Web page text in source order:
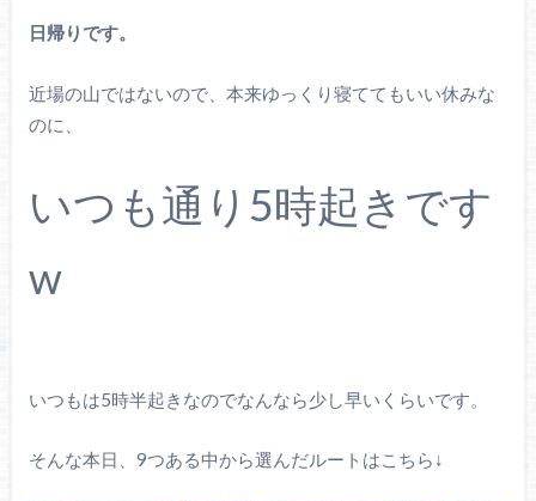
日帰りです。
近場の山ではないので、本来ゆっくり寝ててもいい休みな
のに、
いつも通り5時起きです
w
いつもは5時半起きなのでなんなら少し早いくらいです。
そんな本日、9つある中から選んだルートはこちら↓